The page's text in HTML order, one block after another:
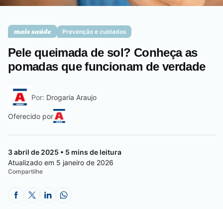
Saúde do homem
Prevenção e cuidados
Pele queimada de sol? Conheça as
pomadas que funcionam de verdade
Por: Drogaria Araujo
Oferecido por
3 abril de 2025 • 5 mins de leitura
Atualizado em 5 janeiro de 2026
Compartilhe